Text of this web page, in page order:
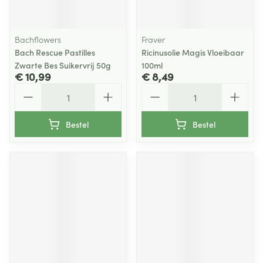
Bachflowers
Bach Rescue Pastilles
Zwarte Bes Suikervrij 50g
€ 10,99
Bestel
Fraver
Ricinusolie Magis Vloeibaar
100ml
€ 8,49
Bestel